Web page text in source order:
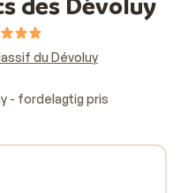
du Dévoluy
- fordelagtig pris